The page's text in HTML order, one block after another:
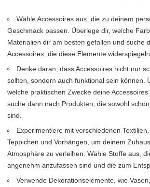
Wähle Accessoires aus, die zu deinem
Geschmack passen. Überlege dir, welche
Materialien dir am besten gefallen und suche
Accessoires, die diese Elemente widerspiegeln.
Denke daran, dass Accessoires nicht nur
sollten, sondern auch funktional sein können.
welche praktischen Zwecke deine
suche dann nach Produkten, die sowohl
sind.
Experimentiere mit verschiedenen Textilien,
Teppichen und Vorhängen, um deinem
Atmosphäre zu verleihen. Wähle Stoffe aus,
angenehm anzufassen sind und die zum
Verwende Dekorationselemente, wie